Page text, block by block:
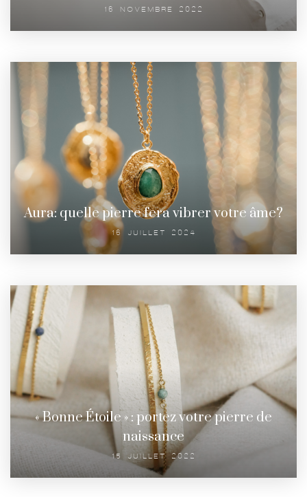
16 NOVEMBRE 2022
Aura: quelle pierre fera vibrer votre âme?
16 JUILLET 2024
« Bonne Étoile » : portez votre pierre de
naissance
15 JUILLET 2022